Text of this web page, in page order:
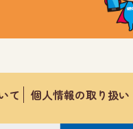
て 個人情報の取り扱い